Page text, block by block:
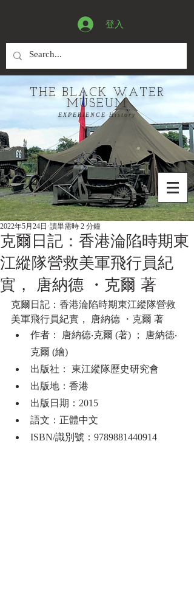
登入
THE BLACK WATER
MUSEUM
EXPERIENCE History
克爾日記：香港淪陷時期東
江縱隊營救美軍飛行員紀
實， 唐納德 ・克爾 著
2022年5月24日 讀畢需時 2 分鐘
克爾日記：香港淪陷時期東江縱隊營救
美軍飛行員紀實， 唐納德 ・克爾 著
作者： 唐納德‧克爾 (著) ； 唐納德‧
克爾 (繪)
出版社： 東江縱隊歷史研究會
出版地：香港
出版日期：2015
語文：正體中文
ISBN/識別號：9789881440914